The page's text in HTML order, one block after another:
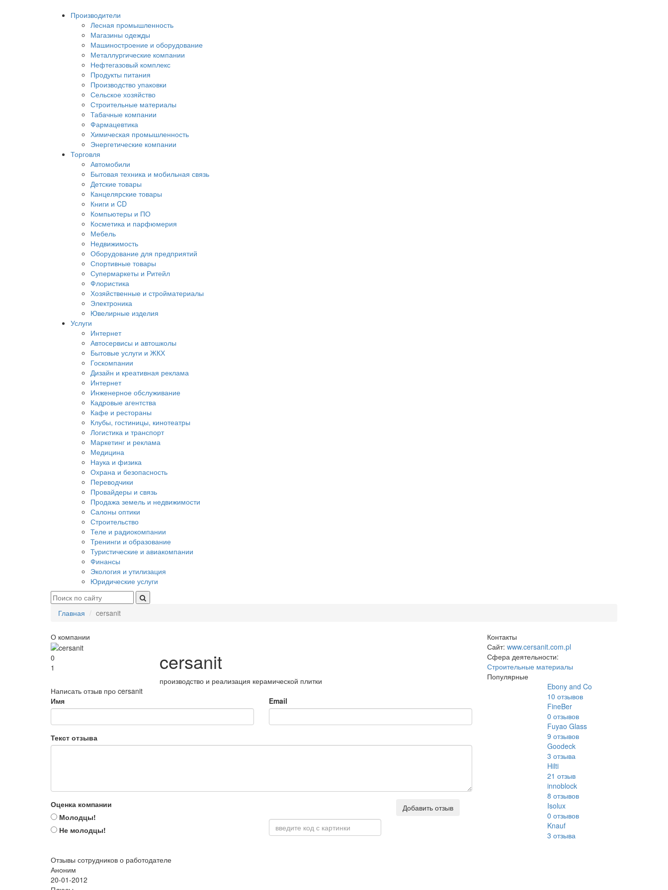
Производители
Лесная промышленность
Магазины одежды
Машиностроение и оборудование
Металлургические компании
Нефтегазовый комплекс
Продукты питания
Производство упаковки
Сельское хозяйство
Строительные материалы
Табачные компании
Фармацевтика
Химическая промышленность
Энергетические компании
Торговля
Автомобили
Бытовая техника и мобильная связь
Детские товары
Канцелярские товары
Книги и CD
Компьютеры и ПО
Косметика и парфюмерия
Мебель
Недвижимость
Оборудование для предприятий
Спортивные товары
Супермаркеты и Ритейл
Флористика
Хозяйственные и стройматериалы
Электроника
Ювелирные изделия
Услуги
Интернет
Автосервисы и автошколы
Бытовые услуги и ЖКХ
Госкомпании
Дизайн и креативная реклама
Интернет
Инженерное обслуживание
Кадровые агентства
Кафе и рестораны
Клубы, гостиницы, кинотеатры
Логистика и транспорт
Маркетинг и реклама
Медицина
Наука и физика
Охрана и безопасность
Переводчики
Провайдеры и связь
Продажа земель и недвижимости
Салоны оптики
Строительство
Теле и радиокомпании
Тренинги и образование
Туристические и авиакомпании
Финансы
Экология и утилизация
Юридические услуги
Главная cersanit
О компании
0
1
cersanit
производство и реализация керамической плитки
Написать отзыв про cersanit
Имя
Email
Текст отзыва
Оценка компании
Молодцы!
Не молодцы!
Добавить отзыв
Отзывы сотрудников о работодателе
Аноним
20-01-2012
Контакты
Сайт: www.cersanit.com.pl
Сфера деятельности:
Строительные материалы
Популярные
Ebony and Co
10 отзывов
FineBer
0 отзывов
Fuyao Glass
9 отзывов
Goodeck
3 отзыва
Hilti
21 отзыв
innoblock
8 отзывов
Isolux
0 отзывов
Knauf
3 отзыва